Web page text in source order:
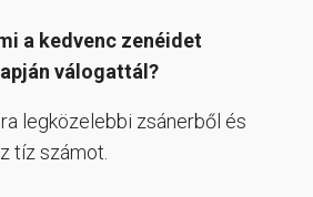
a kedvenc zenéidet
válogattál?
legközelebbi zsánerből és
tíz számot.